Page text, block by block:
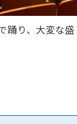
踊り、大変な